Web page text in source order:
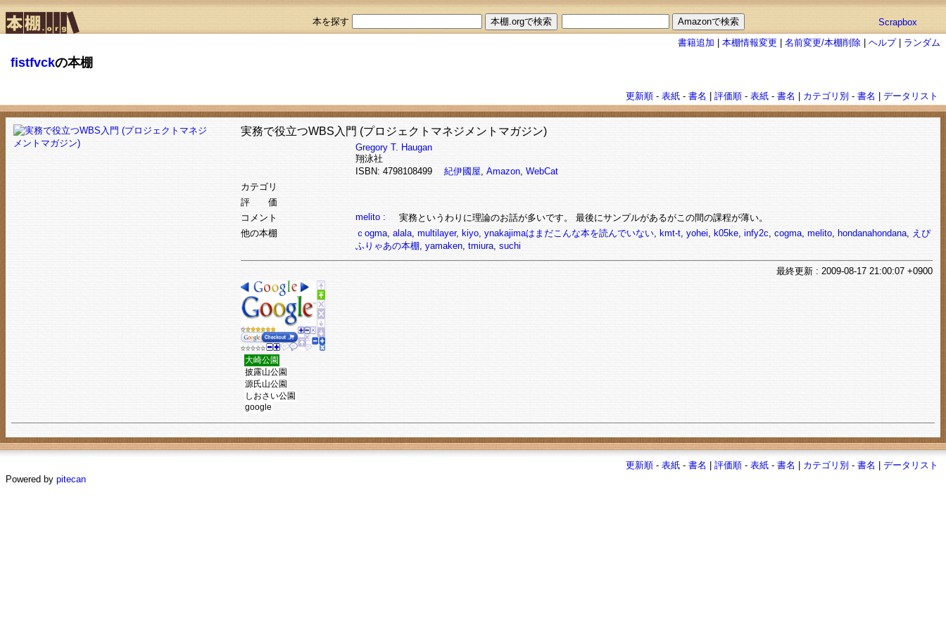
本を探す
Scrapbox
書籍追加 |本棚情報変更 |名前変更/本棚削除 |ヘルプ| ランダム
fistfvckの本棚
更新順 -表紙 -書名 |評価順 -表紙 -書名 カテゴリ別 -書名 |データリスト
実務で役立つWBS入門 (プロジェクトマネジメントマガジン)
Gregory T. Haugan
翔泳社
ISBN: 4798108499 紀伊國屋, Amazon, WebCat
カテゴリ
評 価
コメント
melito :
実務というわりに理論のお話が多いです。 最後にサンプルがあるがこの間の課程が薄い。
他の本棚
ｃogma, alala, multilayer, kiyo, ynakajimaはまだこんな本を読んでいない, kmt-t, yohei, k05ke, infy2c, cogma, melito, hondanahondana, えぴ
ふりゃあの本棚, yamaken, tmiura, suchi
最終更新: 2009-08-17 21:00:07 +0900
大崎公園
披露山公園
源氏山公園
しおさい公園
google
更新順 -表紙 -書名 |評価順 -表紙 -書名 カテゴリ別 -書名 |データリスト
Powered by pitecan